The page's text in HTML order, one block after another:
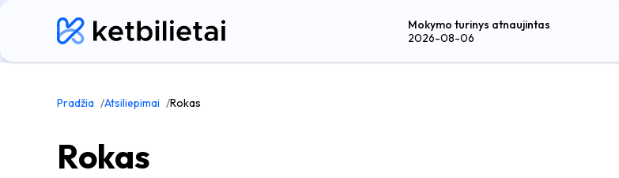
Mokymo turinys atnaujintas
2026-08-06
Pradžia Atsiliepimai Rokas
Rokas